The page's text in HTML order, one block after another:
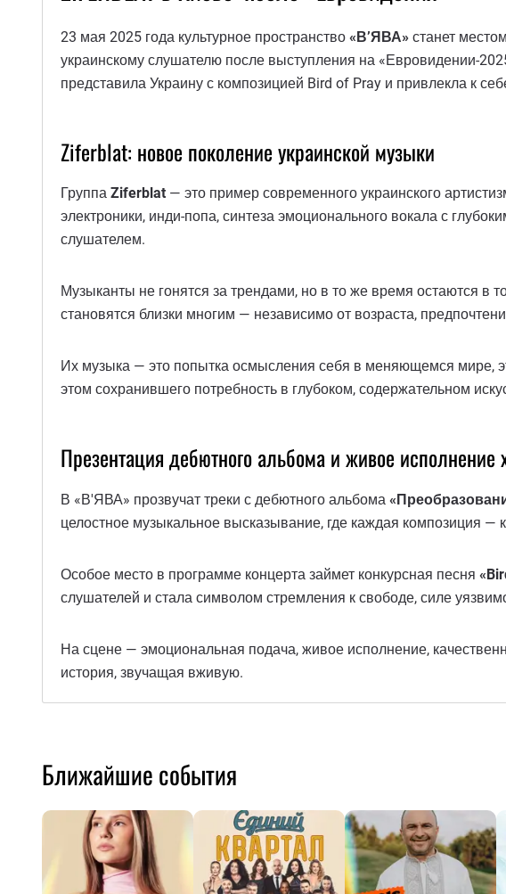
23 мая 2025 года культурное пространство «В’ЯВА» станет
украинскому слушателю после выступления на «Евровидении-
представила Украину с композицией Bird of Pray и привлекла к
Ziferblat: новое поколение украинской музыки
Группа Ziferblat — это пример современного украинского
электроники, инди-попа, синтеза эмоционального вокала с
слушателем.
Музыканты не гонятся за трендами, но в то же время остаются в
становятся близки многим — независимо от возраста,
Их музыка — это попытка осмысления себя в меняющемся мире,
этом сохранившего потребность в глубоком, содержательном
Презентация дебютного альбома и живое исполнение
В «В'ЯВА» прозвучат треки с дебютного альбома
целостное музыкальное высказывание, где каждая композиция —
Особое место в программе концерта займет конкурсная песня
слушателей и стала символом стремления к свободе, силе
На сцене — эмоциональная подача, живое исполнение,
история, звучащая вживую.
Ближайшие события